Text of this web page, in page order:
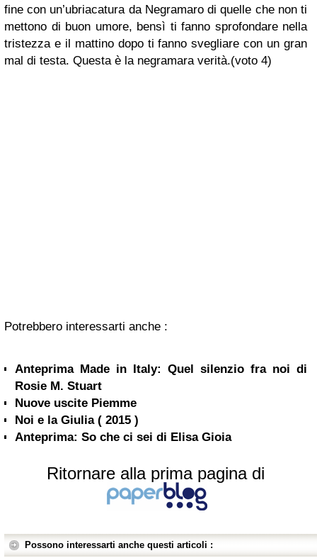
fine con un’ubriacatura da Negramaro di quelle che non ti
mettono di buon umore, bensì ti fanno sprofondare nella
tristezza e il mattino dopo ti fanno svegliare con un gran
mal di testa. Questa è la negramara verità.(voto 4)
Potrebbero interessarti anche :
Anteprima Made in Italy: Quel silenzio fra noi di
Rosie M. Stuart
Nuove uscite Piemme
Noi e la Giulia ( 2015 )
Anteprima: So che ci sei di Elisa Gioia
Ritornare alla prima pagina di
Possono interessarti anche questi articoli :